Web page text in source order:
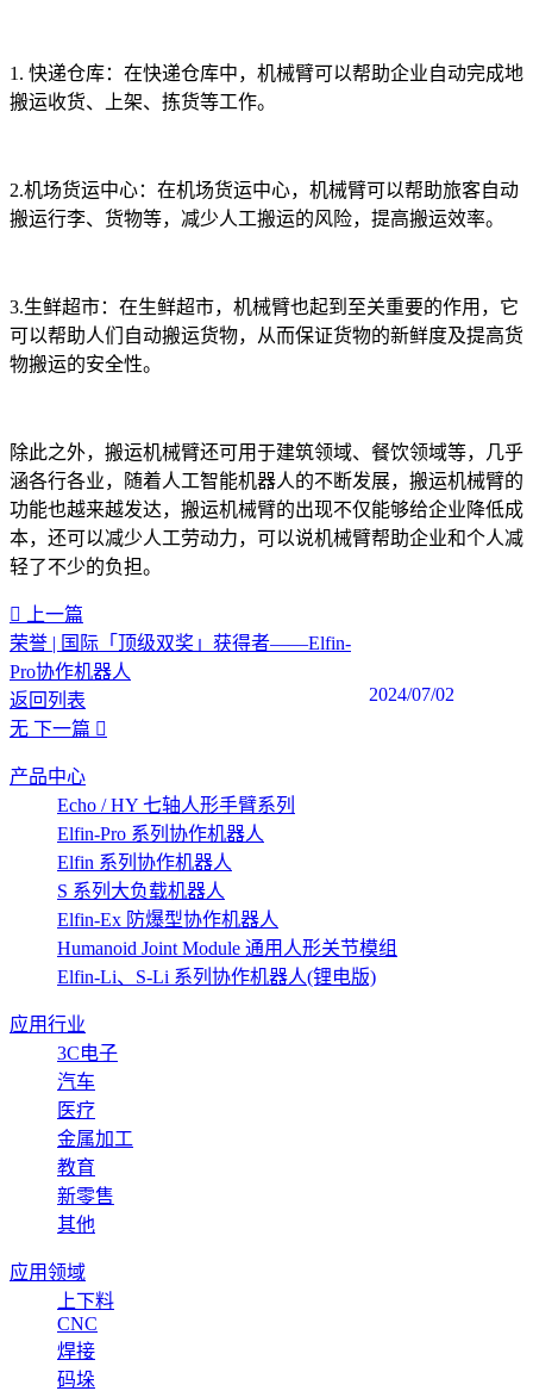
1. 快递仓库：在快递仓库中，机械臂可以帮助企业自动完成地
搬运收货、上架、拣货等工作。
2.机场货运中心：在机场货运中心，机械臂可以帮助旅客自动
搬运行李、货物等，减少人工搬运的风险，提高搬运效率。
3.生鲜超市：在生鲜超市，机械臂也起到至关重要的作用，它
可以帮助人们自动搬运货物，从而保证货物的新鲜度及提高货
物搬运的安全性。
除此之外，搬运机械臂还可用于建筑领域、餐饮领域等，几乎
涵各行各业，随着人工智能机器人的不断发展，搬运机械臂的
功能也越来越发达，搬运机械臂的出现不仅能够给企业降低成
本，还可以减少人工劳动力，可以说机械臂帮助企业和个人减
轻了不少的负担。
上一篇
荣誉 | 国际「顶级双奖」获得者——Elfin-
Pro协作机器人
2024/07/02
返回列表
无 下一篇
产品中心
Echo / HY 七轴人形手臂系列
Elfin-Pro 系列协作机器人
Elfin 系列协作机器人
S 系列大负载机器人
Elfin-Ex 防爆型协作机器人
Humanoid Joint Module 通用人形关节模组
Elfin-Li、S-Li 系列协作机器人(锂电版)
应用行业
3C电子
汽车
医疗
金属加工
教育
新零售
其他
应用领域
上下料
CNC
焊接
码垛